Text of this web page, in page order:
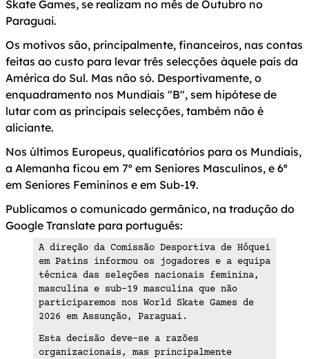
Skate Games, se realizam no mês de Outubro no
Paraguai.
Os motivos são, principalmente, financeiros, nas contas
feitas ao custo para levar três selecções àquele país da
América do Sul. Mas não só. Desportivamente, o
enquadramento nos Mundiais "B", sem hipótese de
lutar com as principais selecções, também não é
aliciante.
Nos últimos Europeus, qualificatórios para os Mundiais,
a Alemanha ficou em 7º em Seniores Masculinos, e 6º
em Seniores Femininos e em Sub-19.
Publicamos o comunicado germânico, na tradução do
Google Translate para português:
A direção da Comissão Desportiva de Hóquei
em Patins informou os jogadores e a equipa
técnica das seleções nacionais feminina,
masculina e sub-19 masculina que não
participaremos nos World Skate Games de
2026 em Assunção, Paraguai.
Esta decisão deve-se a razões
organizacionais, mas principalmente